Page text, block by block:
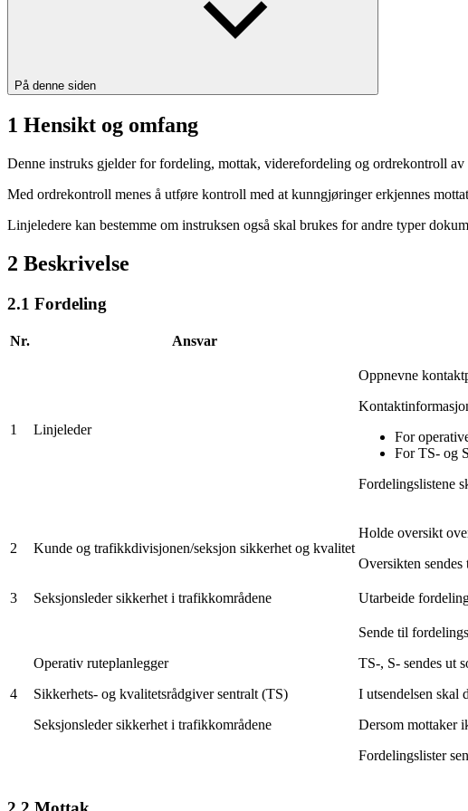
På denne siden
1 Hensikt og omfang
Denne instruks gjelder for fordeling, mottak, viderefordeling og ordrekontroll
Med ordrekontroll menes å utføre kontroll med at kunngjøringer erkjennes
Linjeledere kan bestemme om instruksen også skal brukes for andre typer
2 Beskrivelse
2.1 Fordeling
Nr. Ansvar
1 Linjeleder
Oppnevne
For
For TS- og
Fordelingslistene
2 Kunde og trafikkdivisjonen/seksjon sikkerhet og kvalitet
Holde oversikt
Oversikten
3 Seksjonsleder sikkerhet i trafikkområdene Utarbeide
4
Operativ ruteplanlegger
Sikkerhets- og kvalitetsrådgiver sentralt (TS)
Seksjonsleder sikkerhet i trafikkområdene
Sende til
TS-, S- sendes ut
I utsendelsen skal
Dersom mottaker
Fordelingslister